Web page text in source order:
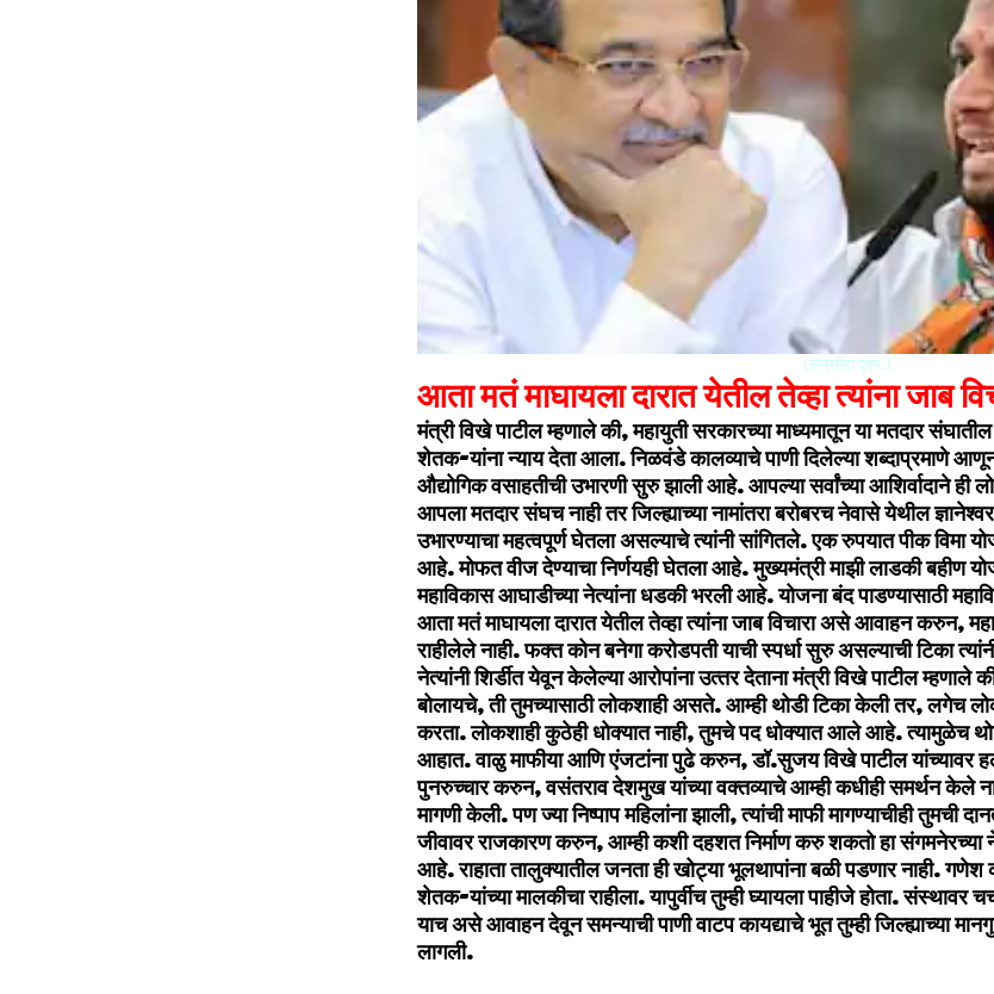
(संग्रहित दृश्य.)
आता मतं माघायला दारात येतील तेव्‍हा त्‍यांना जाब
मंत्री विखे पाटील म्‍हणाले की, महायुती सरकारच्‍या माध्‍यमातून या मतदार
शेतक-यांना न्‍याय देता आला. निळवंडे कालव्‍याचे पाणी दिलेल्‍या शब्‍दाप्रमाणे
औद्योगिक वसाहतीची उभारणी सुरु झाली आहे. आपल्‍या सर्वांच्‍या आशिर्वादाने
आपला मतदार संघच नाही तर जिल्‍ह्याच्‍या नामांतरा बरोबरच नेवासे येथील
उभारण्‍याचा महत्‍वपूर्ण घेतला असल्‍याचे त्‍यांनी सांगितले. एक रुपयात पीक विमा
आहे. मोफत वीज देण्‍याचा निर्णयही घेतला आहे. मुख्‍यमंत्री माझी लाडकी बहीण
महाविकास आघाडीच्‍या नेत्‍यांना धडकी भरली आहे. योजना बंद पाडण्‍यासाठी
आता मतं माघायला दारात येतील तेव्‍हा त्‍यांना जाब विचारा असे आवाहन करुन,
राहीलेले नाही. फक्‍त कोन बनेगा करोडपती याची स्‍पर्धा सुरु असल्‍याची टिका
नेत्‍यांनी शिर्डीत येवून केलेल्‍या आरोपांना उत्‍तर देताना मंत्री विखे पाटील
बोलायचे, ती तुमच्‍यासाठी लोकशाही असते. आम्‍ही थोडी टिका केली तर, लगेच
करता. लोकशाही कुठेही धोक्‍यात नाही, तुमचे पद धोक्‍यात आले आहे. त्‍यामुळेच
आहात. वाळु माफीया आणि एंजटांना पुढे करुन, डॉ.सुजय विखे पाटील यांच्‍यावर
पुनरुच्‍चार करुन, वसंतराव देशमुख यांच्‍या वक्‍तव्‍याचे आम्‍ही कधीही समर्थन केले
मागणी केली. पण ज्‍या निष्‍पाप महिलांना झाली, त्‍यांची माफी मागण्‍याचीही तुमची
जीवावर राजकारण करुन, आम्‍ही कशी दहशत निर्माण करु शकतो हा संगमनेरच्‍या
आहे. राहाता तालुक्‍यातील जनता ही खोट्या भूलथापांना बळी पडणार नाही.
शेतक-यांच्‍या मालकीचा राहीला. यापुर्वीच तुम्‍ही घ्‍यायला पाहीजे होता. संस्‍थावर
याच असे आवाहन देवून समन्‍याची पाणी वाटप कायद्याचे भूत तुम्‍ही जिल्‍ह्याच्‍या
लागली.